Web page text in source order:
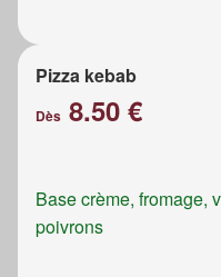
Pizza kebab
Dès 8.50 €
Base crème, fromage,
poivrons